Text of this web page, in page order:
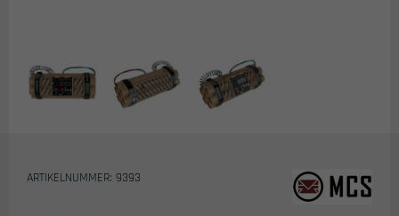
ARTIKELNUMMER: 9393